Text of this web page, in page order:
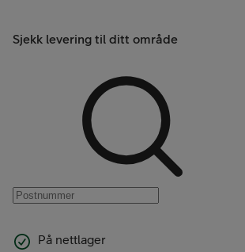
Sjekk levering til ditt område
På nettlager